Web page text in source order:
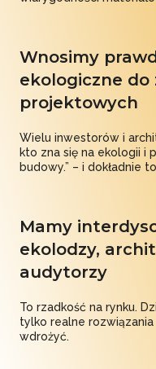
Wnosimy
ekologiczne do
projektowych
Wielu inwestorów i
kto zna się na ekologii i
budowy.” – i dokładnie
Mamy
ekolodzy,
audytorzy
To rzadkość na rynku.
tylko realne
wdrożyć.